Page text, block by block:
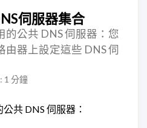
伺服器集合
公共 DNS 伺服器：您
器上設定這些 DNS 伺
1 分鐘
共 DNS 伺服器：